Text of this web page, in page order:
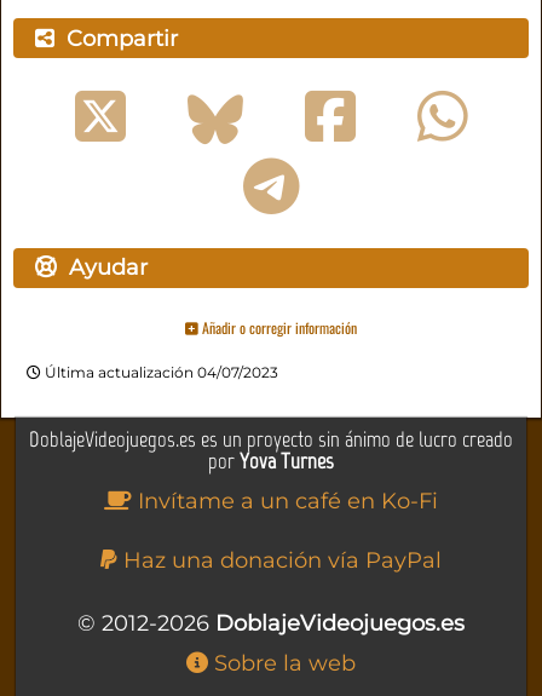
Compartir
Ayudar
Añadir o corregir información
Última actualización 04/07/2023
DoblajeVideojuegos.es es un proyecto sin ánimo de lucro creado
porYova Turnes
Invítame a un café en Ko-Fi
Haz una donación vía PayPal
© 2012-2026 DoblajeVideojuegos.es
Sobre la web